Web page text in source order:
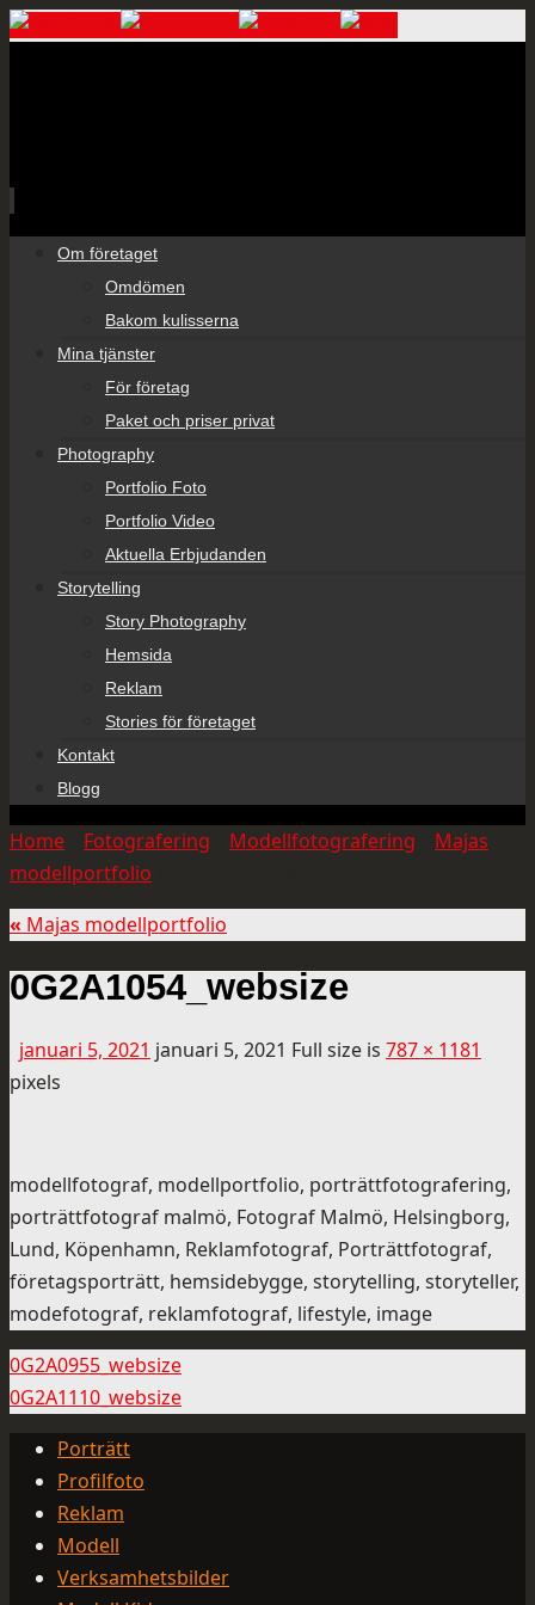
Om företaget
Omdömen
Bakom kulisserna
Mina tjänster
För företag
Paket och priser privat
Photography
Portfolio Foto
Portfolio Video
Aktuella Erbjudanden
Storytelling
Story Photography
Hemsida
Reklam
Stories för företaget
Kontakt
Blogg
Home Fotografering Modellfotografering
Majas
modellportfolio
« Majas modellportfolio
0G2A1054_websize
januari 5, 2021 januari 5, 2021 Full size is 787 × 1181
pixels
modellfotograf, modellportfolio, porträttfotografering,
porträttfotograf malmö, Fotograf Malmö, Helsingborg,
Lund, Köpenhamn, Reklamfotograf, Porträttfotograf,
företagsporträtt, hemsidebygge, storytelling, storyteller,
modefotograf, reklamfotograf, lifestyle, image
0G2A0955_websize
0G2A1110_websize
Porträtt
Profilfoto
Reklam
Modell
Verksamhetsbilder